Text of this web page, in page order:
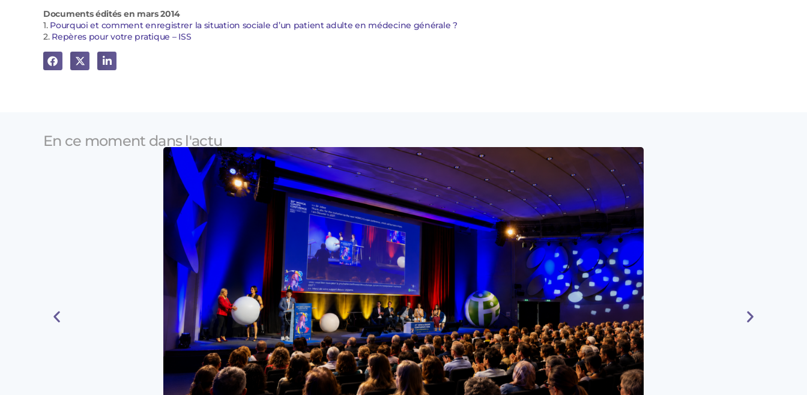
Documents édités en mars 2014
1. Pourquoi et comment enregistrer la situation sociale d’un patient adulte en médecine générale ?
2. Repères pour votre pratique – ISS
En ce moment dans l'actu